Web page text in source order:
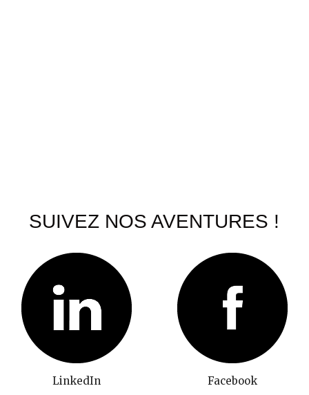
SUIVEZ NOS AVENTURES !
LinkedIn Facebook